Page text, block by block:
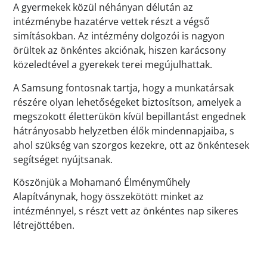
A gyermekek közül néhányan délután az
intézménybe hazatérve vettek részt a végső
simításokban. Az intézmény dolgozói is nagyon
örültek az önkéntes akciónak, hiszen karácsony
közeledtével a gyerekek terei megújulhattak.
A Samsung fontosnak tartja, hogy a munkatársak
részére olyan lehetőségeket biztosítson, amelyek a
megszokott életterükön kívül bepillantást engednek
hátrányosabb helyzetben élők mindennapjaiba, s
ahol szükség van szorgos kezekre, ott az önkéntesek
segítséget nyújtsanak.
Köszönjük a Mohamanó Élményműhely
Alapítványnak, hogy összekötött minket az
intézménnyel, s részt vett az önkéntes nap sikeres
létrejöttében.